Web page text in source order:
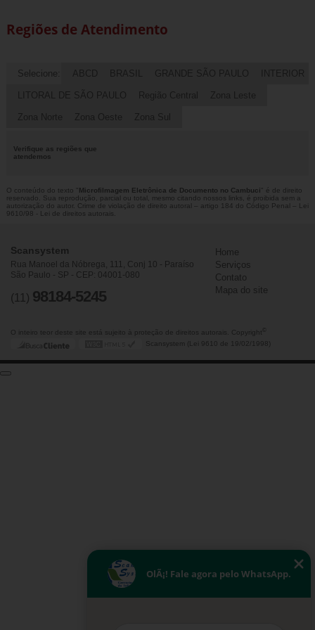
Regiões de Atendimento
Selecione: ABCD BRASIL GRANDE SÃO PAULO INTERIOR
LITORAL DE SÃO PAULO Região Central Zona Leste
Zona Norte Zona Oeste Zona Sul
Verifique as regiões que
atendemos
O conteúdo do texto " Microfilmagem Eletrônica de Documento no Cambuci " é de direito
reservado. Sua reprodução, parcial ou total, mesmo citando nossos links, é proibida sem a
autorização do autor. Crime de violação de direito autoral – artigo 184 do Código Penal – Lei
9610/98 - Lei de direitos autorais .
Scansystem
Rua Manoel da Nóbrega, 111, Conj 10 - Paraíso
São Paulo - SP - CEP: 04001-080
(11) 98184-5245
Home
Serviços
Contato
Mapa do site
O inteiro teor deste site está sujeito à proteção de direitos autorais. Copyright
Scansystem (Lei 9610 de 19/02/1998)
OlÃ¡! Fale agora pelo WhatsApp.